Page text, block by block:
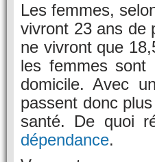
Les femmes,
vivront 23 ans de
ne vivront que
les femmes sont
domicile. Avec
passent donc
santé. De quoi
dépendance.